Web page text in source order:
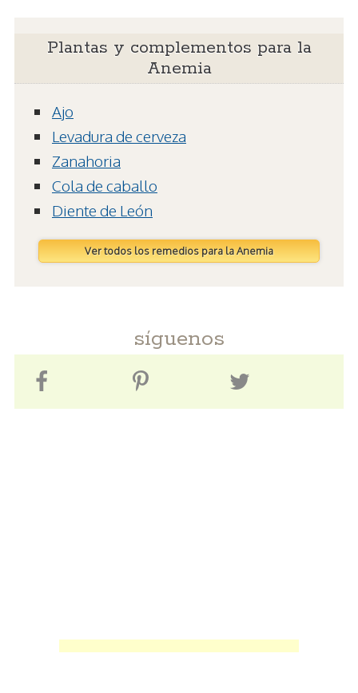
Plantas y complementos para la
Anemia
Ajo
Levadura de cerveza
Zanahoria
Cola de caballo
Diente de León
Ver todos los remedios para la Anemia
síguenos